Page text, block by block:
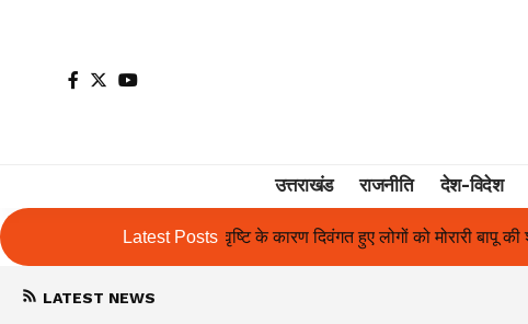
उत्तराखंड राजनीति देश-विदेश
Latest Posts
दिवंगत हुए लोगों को मोरारी बापू की श्रद्धांजलि और उनके परिजनों को सहायता
LATEST NEWS